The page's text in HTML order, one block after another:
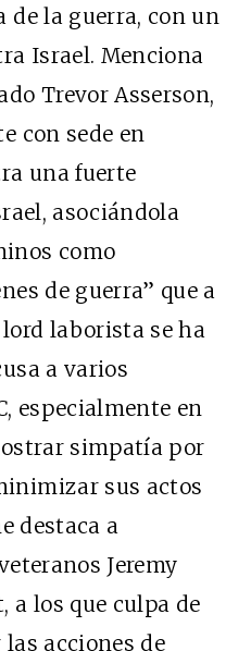
de la guerra, con un
Israel. Menciona
Trevor Asserson,
con sede en
una fuerte
asociándola
como
de guerra” que a
laborista se ha
a varios
especialmente en
simpatía por
sus actos
destaca a
Jeremy
a los que culpa de
acciones de